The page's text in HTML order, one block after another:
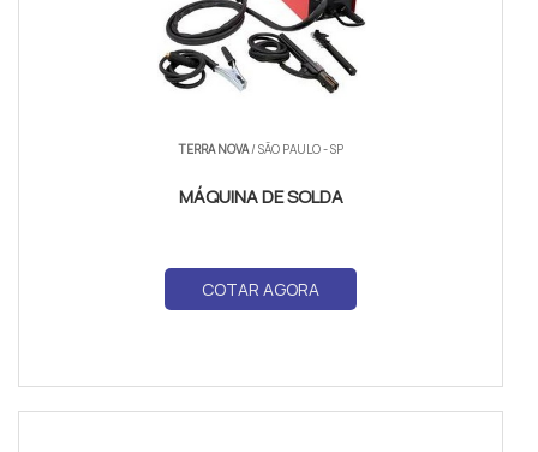
TERRA NOVA/ SÃO PAULO - SP
MÁQUINA DE SOLDA
COTAR AGORA